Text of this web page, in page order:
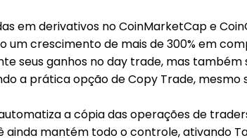
derivativos no CoinMarketCap e
um crescimento de mais de 300% em
ganhos no day trade, mas também
a prática opção de Copy Trade,
a cópia das operações de
mantém todo o controle, ativando